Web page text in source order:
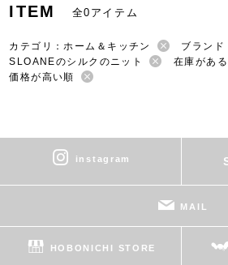
ITEM 全0アイテム
カテゴリ：ホーム＆キッチン
ブラン
SLOANEのシルクのニット
在庫があ
価格が高い順
instagram
MAIL
HOBONICHI STORE